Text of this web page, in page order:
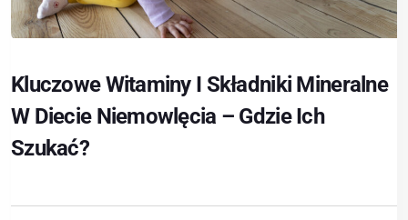
Kluczowe Witaminy I Składniki Mineralne
W Diecie Niemowlęcia – Gdzie Ich
Szukać?